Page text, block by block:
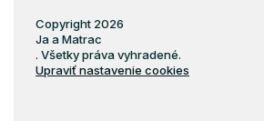
Copyright 2026
Ja a Matrac
. Všetky práva vyhradené.
Upraviť nastavenie cookies